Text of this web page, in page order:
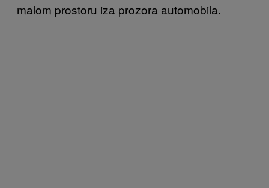
malom prostoru iza prozora automobila.